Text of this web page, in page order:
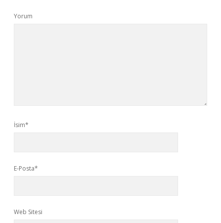
Yorum
İsim*
E-Posta*
Web Sitesi